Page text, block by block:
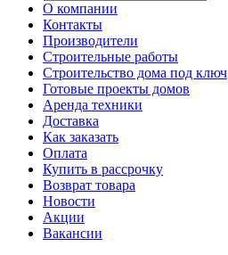
О компании
Контакты
Производители
Строительные работы
Строительство дома под ключ
Готовые проекты домов
Аренда техники
Доставка
Как заказать
Оплата
Купить в рассрочку
Возврат товара
Новости
Акции
Вакансии